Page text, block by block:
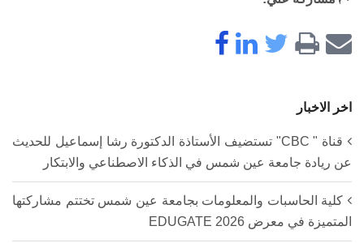
اخر الاخبار
قناة " CBC" تستضيف الأستاذة الدكتورة رشا إسماعيل للحديث
عن ريادة جامعة عين شمس في الذكاء الاصطناعي والابتكار
كلية الحاسبات والمعلومات بجامعة عين شمس تختتم مشاركتها
المتميزة في معرض EDUGATE 2026